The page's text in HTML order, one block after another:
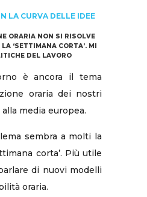
LA CURVA DELLE IDEE
ORARIA NON SI RISOLVE
‘SETTIMANA CORTA’. MI
DEL LAVORO
è ancora il tema
oraria dei nostri
media europea.
sembra a molti la
corta’. Più utile
di nuovi modelli
oraria.